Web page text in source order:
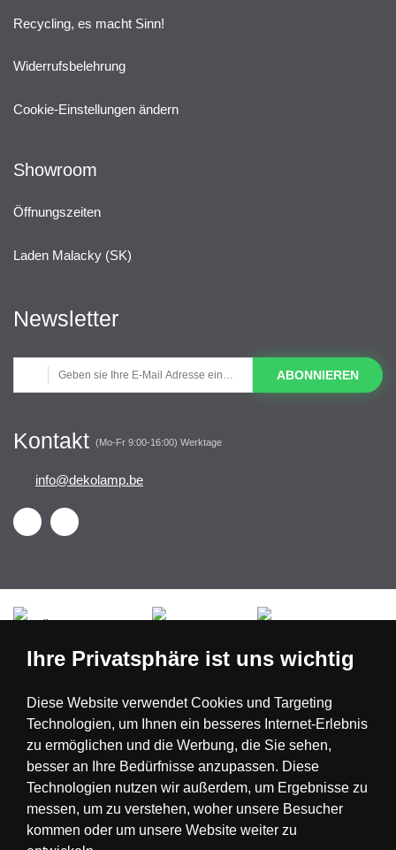
Recycling, es macht Sinn!
Widerrufsbelehrung
Cookie-Einstellungen ändern
Showroom
Öffnungszeiten
Laden Malacky (SK)
Newsletter
ABONNIEREN
Kontakt (Mo-Fr 9:00-16:00) Werktage
info@dekolamp.be
Nederland
Ihre Privatsphäre ist uns wichtig
Diese Website verwendet Cookies und Targeting
Technologien, um Ihnen ein besseres Internet-Erlebnis
zu ermöglichen und die Werbung, die Sie sehen,
besser an Ihre Bedürfnisse anzupassen. Diese
Technologien nutzen wir außerdem, um Ergebnisse zu
messen, um zu verstehen, woher unsere Besucher
kommen oder um unsere Website weiter zu